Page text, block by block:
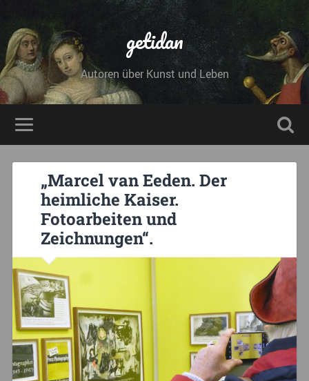
getidan
Autoren über Kunst und Leben
„Marcel van Eeden. Der
heimliche Kaiser.
Fotoarbeiten und
Zeichnungen“.